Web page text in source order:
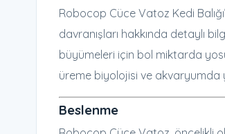
Robocop Cüce Vatoz Kedi
davranışları hakkında detaylı
büyümeleri için bol miktarda
üreme biyolojisi ve akvaryumda
Beslenme